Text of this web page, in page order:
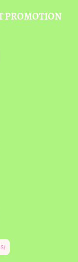
PROMOTION